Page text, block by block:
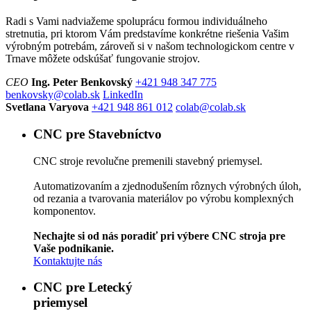
Radi s Vami nadviažeme spoluprácu formou individuálneho
stretnutia, pri ktorom Vám predstavíme konkrétne riešenia Vašim
výrobným potrebám, zároveň si v našom technologickom centre v
Trnave môžete odskúšať fungovanie strojov.
CEO Ing. Peter Benkovský +421 948 347 775
benkovsky@colab.sk LinkedIn
Svetlana Varyova +421 948 861 012 colab@colab.sk
CNC pre Stavebníctvo
CNC stroje revolučne premenili stavebný priemysel.
Automatizovaním a zjednodušením rôznych výrobných úloh,
od rezania a tvarovania materiálov po výrobu komplexných
komponentov.
Nechajte si od nás poradiť pri výbere CNC stroja pre
Vaše podnikanie.
Kontaktujte nás
CNC pre Letecký
priemysel